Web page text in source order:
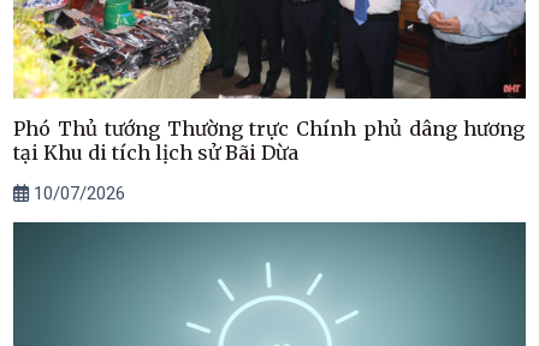
Phó Thủ tướng Thường trực Chính phủ dâng hương
tại Khu di tích lịch sử Bãi Dừa
10/07/2026